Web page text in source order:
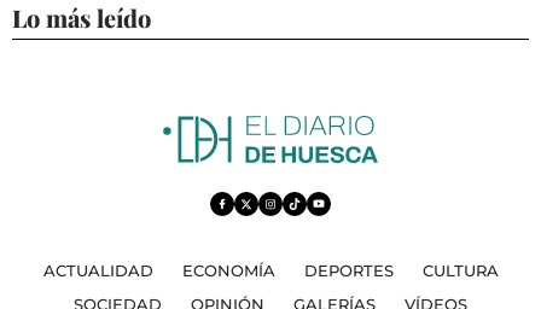
Lo más leído
ACTUALIDAD ECONOMÍA DEPORTES
CULTURA
SOCIEDAD
OPINIÓN GALERÍAS VÍDEOS